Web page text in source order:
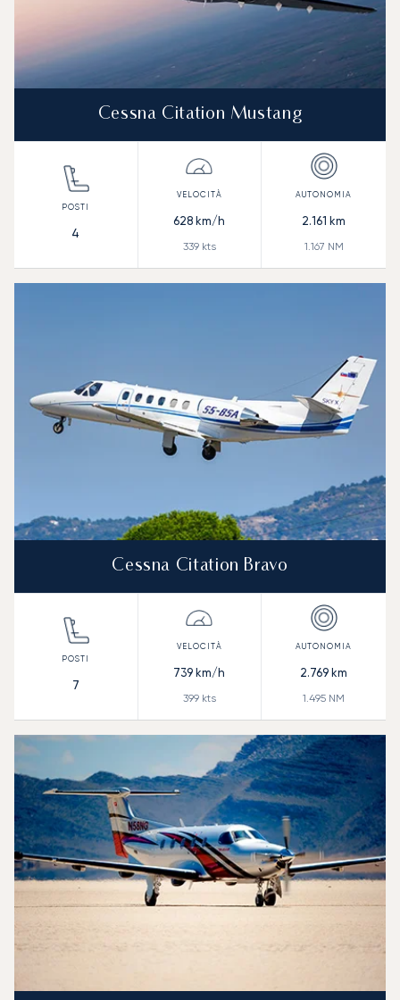
Cessna Citation Mustang
4
628 km/h
339kts
2.161 km
1.167 NM
Cessna Citation Bravo
7
739 km/h
399kts
2.769 km
1.495 NM